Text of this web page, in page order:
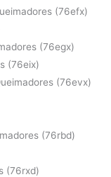
(76efx)
(76egx)
(76eix)
(76evx)
(76rbd)
(76rxd)